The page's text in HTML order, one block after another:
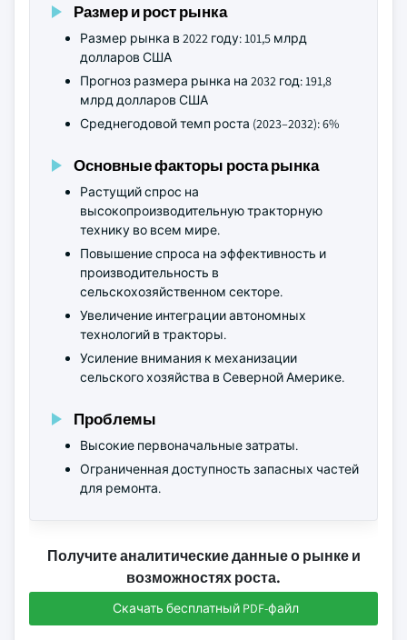
Размер и рост рынка
Размер рынка в 2022 году: 101,5 млрд
долларов США
Прогноз размера рынка на 2032 год: 191,8
млрд долларов США
Среднегодовой темп роста (2023–2032): 6%
Основные факторы роста рынка
Растущий спрос на
высокопроизводительную тракторную
технику во всем мире.
Повышение спроса на эффективность и
производительность в
сельскохозяйственном секторе.
Увеличение интеграции автономных
технологий в тракторы.
Усиление внимания к механизации
сельского хозяйства в Северной Америке.
Проблемы
Высокие первоначальные затраты.
Ограниченная доступность запасных частей
для ремонта.
Получите аналитические данные о рынке и
возможностях роста.
Скачать бесплатный PDF-файл